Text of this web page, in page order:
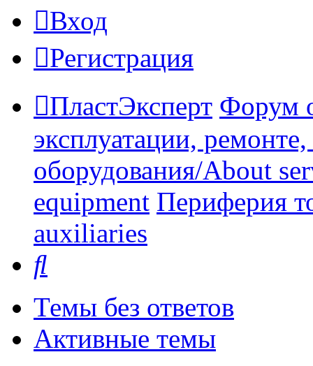
Вход
Регистрация
ПластЭксперт Форум
эксплуатации,
оборудования/About
equipment Периферия
auxiliaries
Темы без ответов
Активные темы